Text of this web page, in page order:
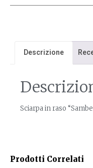
Prodotti Correlati
Descrizione
Sciarpa in raso